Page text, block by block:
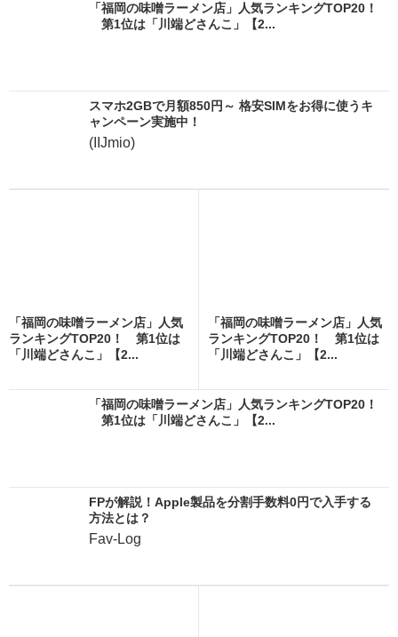
「福岡の味噌ラーメン店」人気ランキングTOP20！
第1位は「川端どさんこ」【2...
スマホ2GBで月額850円～ 格安SIMをお得に使うキ
ャンペーン実施中！
(IIJmio)
「福岡の味噌ラーメン店」人気
ランキングTOP20！ 第1位は
「川端どさんこ」【2...
「福岡の味噌ラーメン店」人気
ランキングTOP20！ 第1位は
「川端どさんこ」【2...
「福岡の味噌ラーメン店」人気ランキングTOP20！
第1位は「川端どさんこ」【2...
FPが解説！Apple製品を分割手数料0円で入手する
方法とは？
Fav-Log